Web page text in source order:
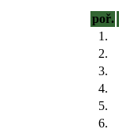
poř.
1.
2.
3.
4.
5.
6.